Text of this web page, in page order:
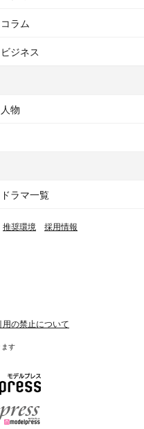
コラム
ビジネス
人物
ドラマ一覧
推奨環境 採用情報
の禁止について
す